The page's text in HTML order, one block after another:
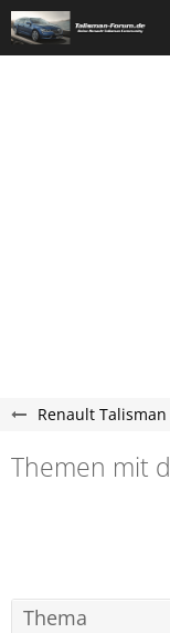
Renault
Themen mit
Thema